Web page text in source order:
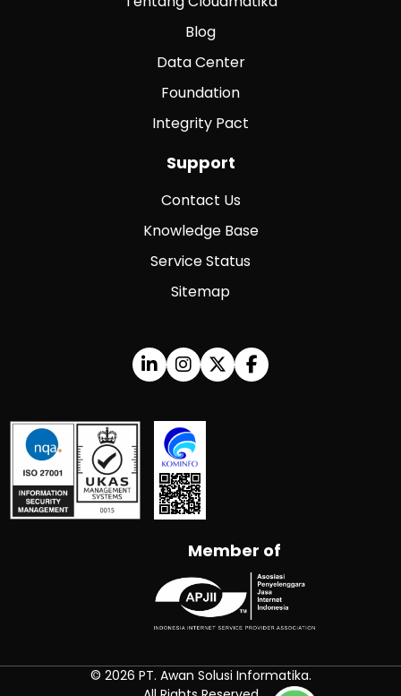
Blog
Data Center
Foundation
Integrity Pact
Support
Contact Us
Knowledge Base
Service Status
Sitemap
Member of
© 2026 PT. Awan Solusi Informatika.